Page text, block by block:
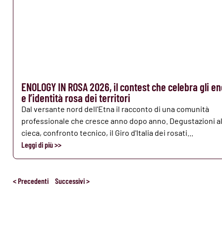
ENOLOGY IN ROSA 2026, il contest che celebra gli
e l’identità rosa dei territori
Dal versante nord dell'Etna il racconto di una comunità
professionale che cresce anno dopo anno. Degustazioni
cieca, confronto tecnico, il Giro d'Italia dei rosati...
Leggi di più >>
< Precedenti Successivi >